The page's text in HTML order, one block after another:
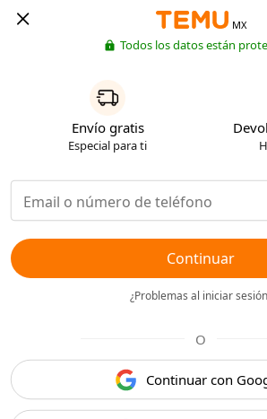
MX
Todos los datos están
Envío gratis
Especial para ti
Continuar
¿Problemas al iniciar
O
Continuar con